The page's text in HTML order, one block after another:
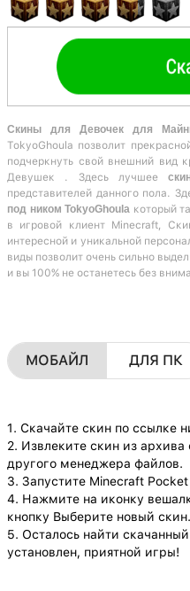
Скины для Девочек для
TokyoGhoula позволит
подчеркнуть свой внешний вид
Девушек . Здесь лучшее
представителей данного пола.
под ником TokyoGhoula который
в игровой клиент Minecraft,
интересной и уникальной
виды позволит очень сильно
и вы 100% не останетесь без
МОБАЙЛ ДЛЯ ПК
1. Скачайте скин по ссылке
2. Извлеките скин из
другого менеджера файлов.
3. Запустите Minecraft Pocket
4. Нажмите на иконку
кнопку Выберите новый скин.
5. Осталось найти
установлен, приятной игры!